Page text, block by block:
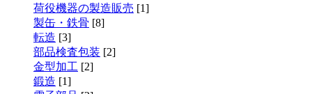
荷役機器の製造販売 [1]
製缶・鉄骨 [8]
転造 [3]
部品検査包装 [2]
金型加工 [2]
鍛造 [1]